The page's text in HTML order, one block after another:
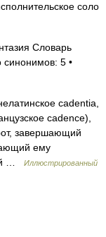
соло
Словарь
синонимов: 5 •
cadentia,
cadence),
завершающий
ему
…
Иллюстрированный